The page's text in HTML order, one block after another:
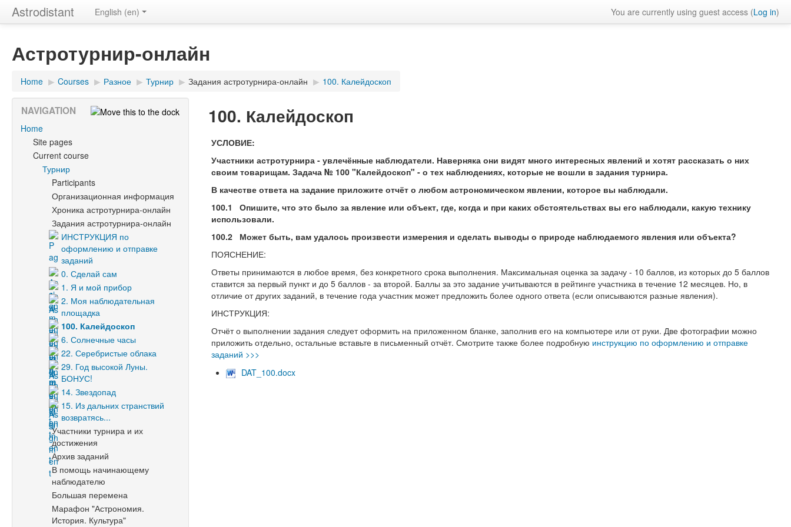
Astrodistant You are currently using guest access (Log in)
English (en)
Астротурнир-онлайн
Home ▶ Courses ▶ Разное ▶ Турнир ▶ Задания астротурнира-онлайн ▶ 100. Калейдоскоп
100. Калейдоскоп
УСЛОВИЕ:
Участники астротурнира - увлечённые наблюдатели. Наверняка они видят много интересных явлений и хотят рассказать о них
своим товарищам. Задача № 100 "Калейдоскоп" - о тех наблюдениях, которые не вошли в задания турнира.
В качестве ответа на задание приложите отчёт о любом астрономическом явлении, которое вы наблюдали.
100.1 Опишите, что это было за явление или объект, где, когда и при каких обстоятельствах вы его наблюдали, какую технику
использовали.
100.2 Может быть, вам удалось произвести измерения и сделать выводы о природе наблюдаемого явления или объекта?
ПОЯСНЕНИЕ:
Ответы принимаются в любое время, без конкретного срока выполнения. Максимальная оценка за задачу - 10 баллов, из которых до 5 баллов
ставится за первый пункт и до 5 баллов - за второй. Баллы за это задание учитываются в рейтинге участника в течение 12 месяцев. Но, в
отличие от других заданий, в течение года участник может предложить более одного ответа (если описываются разные явления).
ИНСТРУКЦИЯ:
Отчёт о выполнении задания следует оформить на приложенном бланке, заполнив его на компьютере или от руки. Две фотографии можно
приложить отдельно, остальные вставьте в письменный отчёт. Смотрите также более подробную инструкцию по оформлению и отправке
заданий >>>
DAT_100.docx
NAVIGATION
Home
Site pages
Current course
Турнир
Participants
Организационная информация
Хроника астротурнира-онлайн
Задания астротурнира-онлайн
ИНСТРУКЦИЯ по
оформлению и отправке
заданий
0. Сделай сам
1. Я и мой прибор
2. Моя наблюдательная
площадка
100. Калейдоскоп
6. Солнечные часы
22. Серебристые облака
29. Год высокой Луны.
БОНУС!
14. Звездопад
15. Из дальних странствий
возвратясь...
Участники турнира и их
достижения
Архив заданий
В помощь начинающему
наблюдателю
Большая перемена
Марафон "Астрономия.
История. Культура"